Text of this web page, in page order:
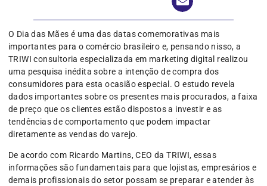
O Dia das Mães é uma das datas comemorativas mais
importantes para o comércio brasileiro e, pensando nisso, a
TRIWI consultoria especializada em marketing digital realizou
uma pesquisa inédita sobre a intenção de compra dos
consumidores para esta ocasião especial. O estudo revela
dados importantes sobre os presentes mais procurados, a faixa
de preço que os clientes estão dispostos a investir e as
tendências de comportamento que podem impactar
diretamente as vendas do varejo.
De acordo com Ricardo Martins, CEO da TRIWI, essas
informações são fundamentais para que lojistas, empresários e
demais profissionais do setor possam se preparar e atender às